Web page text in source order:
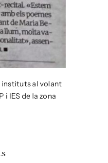
instituts al volant
i IES de la zona